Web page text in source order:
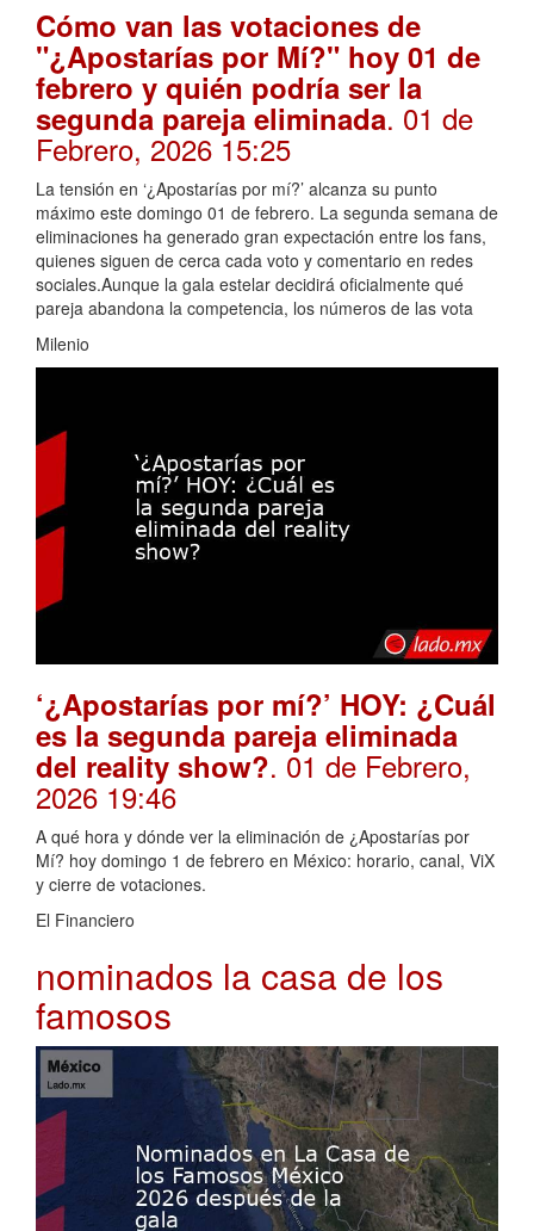
Cómo van las votaciones de
"¿Apostarías por Mí?" hoy 01 de
febrero y quién podría ser la
segunda pareja eliminada. 01 de
Febrero, 2026 15:25
La tensión en ‘¿Apostarías por mí?’ alcanza su punto
máximo este domingo 01 de febrero. La segunda semana de
eliminaciones ha generado gran expectación entre los fans,
quienes siguen de cerca cada voto y comentario en redes
sociales.Aunque la gala estelar decidirá oficialmente qué
pareja abandona la competencia, los números de las vota
Milenio
‘¿Apostarías por mí?’ HOY: ¿Cuál
es la segunda pareja eliminada
del reality show?. 01 de Febrero,
2026 19:46
A qué hora y dónde ver la eliminación de ¿Apostarías por
Mí? hoy domingo 1 de febrero en México: horario, canal, ViX
y cierre de votaciones.
El Financiero
nominados la casa de los
famosos